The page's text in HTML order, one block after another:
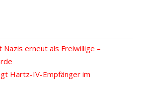
Nazis erneut als Freiwillige –
Hartz-IV-Empfänger im